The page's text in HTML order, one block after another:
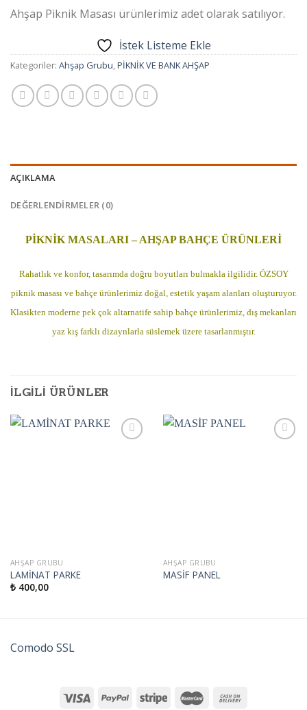
Ahşap Piknik Masası ürünlerimiz adet olarak satılıyor.
İstek Listeme Ekle
Kategoriler: Ahşap Grubu,PİKNİK VE BANK AHŞAP
AÇIKLAMA
DEĞERLENDIRMELER (0)
PİKNİK MASALARI – AHŞAP BAHÇE ÜRÜNLERİ
Rahatlık ve konfor, tasarımda doğru boyutları bulmakla ilgilidir. ÖZSOY
piknik masası ve bahçe ürünlerimiz doğal, estetik yaşam alanları oluşturuyor.
Klasikten moderne pek çok altarnatife sahip bahçe ürünlerimiz, dış mekanları
yaz kış farklı dizaynlarla süslemek üzere tasarlanmıştır.
İLGILI ÜRÜNLER
AHŞAP GRUBU
LAMİNAT PARKE
₺400,00
AHŞAP GRUBU
MASİF PANEL
Comodo SSL